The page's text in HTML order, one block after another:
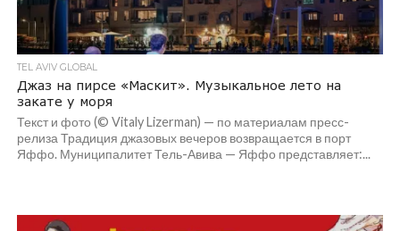
TEL AVIV GLOBAL
Джаз на пирсе «Маскит». Музыкальное лето на
закате у моря
Текст и фото (© Vitaly Lizerman) — по материалам пресс-
релиза Традиция джазовых вечеров возвращается в порт
Яффо. Муниципалитет Тель-Авива — Яффо представляет:...